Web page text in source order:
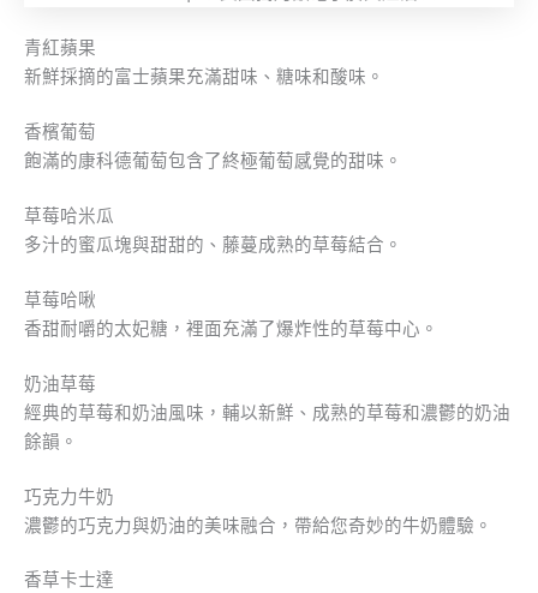
青紅蘋果
新鮮採摘的富士蘋果充滿甜味、糖味和酸味。
香檳葡萄
飽滿的康科德葡萄包含了終極葡萄感覺的甜味。
草莓哈米瓜
多汁的蜜瓜塊與甜甜的、藤蔓成熟的草莓結合。
草莓哈啾
香甜耐嚼的太妃糖，裡面充滿了爆炸性的草莓中心。
奶油草莓
經典的草莓和奶油風味，輔以新鮮、成熟的草莓和濃鬱的奶油
餘韻。
巧克力牛奶
濃鬱的巧克力與奶油的美味融合，帶給您奇妙的牛奶體驗。
香草卡士達